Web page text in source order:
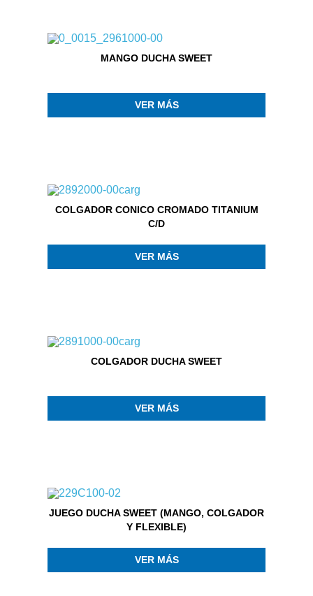
MANGO DUCHA SWEET
VER MÁS
COLGADOR CONICO CROMADO TITANIUM
C/D
VER MÁS
COLGADOR DUCHA SWEET
VER MÁS
JUEGO DUCHA SWEET (MANGO, COLGADOR
Y FLEXIBLE)
VER MÁS